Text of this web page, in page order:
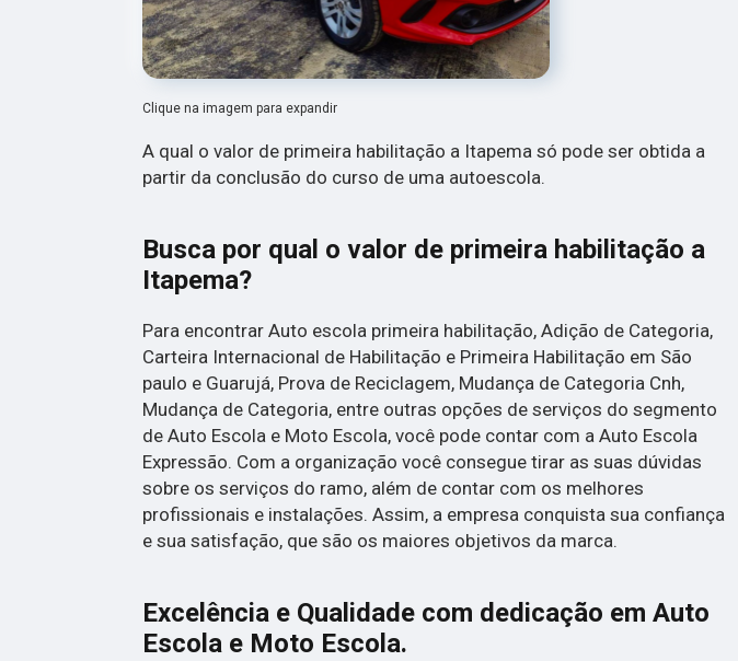
Clique na imagem para expandir
A qual o valor de primeira habilitação a Itapema só pode ser obtida a
partir da conclusão do curso de uma autoescola.
Busca por qual o valor de primeira habilitação a
Itapema?
Para encontrar Auto escola primeira habilitação, Adição de Categoria,
Carteira Internacional de Habilitação e Primeira Habilitação em São
paulo e Guarujá, Prova de Reciclagem, Mudança de Categoria Cnh,
Mudança de Categoria, entre outras opções de serviços do segmento
de Auto Escola e Moto Escola, você pode contar com a Auto Escola
Expressão. Com a organização você consegue tirar as suas dúvidas
sobre os serviços do ramo, além de contar com os melhores
profissionais e instalações. Assim, a empresa conquista sua confiança
e sua satisfação, que são os maiores objetivos da marca.
Excelência e Qualidade com dedicação em Auto
Escola e Moto Escola.